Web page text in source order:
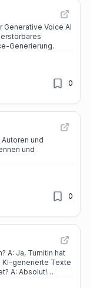
Voice AI
Generierung.
0
und
und
0
A: Ja, Turnitin hat
KI-generierte Texte
um die